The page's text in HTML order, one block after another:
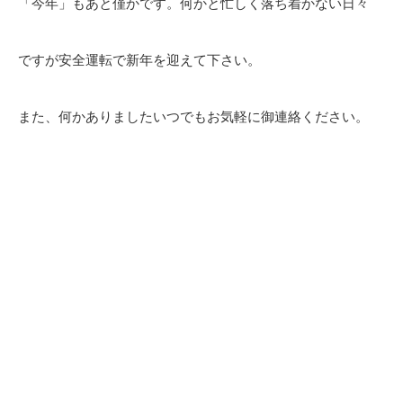
「今年」もあと僅かです。何かと忙しく落ち着かない日々
ですが安全運転で新年を迎えて下さい。
また、何かありましたいつでもお気軽に御連絡ください。